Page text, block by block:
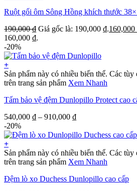
Ruột gối ôm Sông Hồng khích thước
190,000₫ Giá gốc là: 190,000 ₫.160,000
160,000 ₫.
-20%
+
Sản phẩm này có nhiều biến thể. Các
trên trang sản phẩm Xem Nhanh
Tấm bảo vệ đệm Dunlopillo Protect cao
540,000 ₫ – 910,000 ₫
-20%
+
Sản phẩm này có nhiều biến thể. Các
trên trang sản phẩm Xem Nhanh
Đệm lò xo Duchess Dunlopillo cao cấp